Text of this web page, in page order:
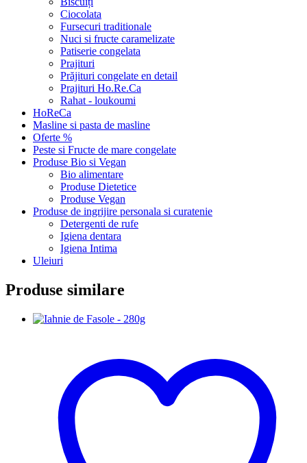
Ciocolata
Fursecuri traditionale
Nuci si fructe caramelizate
Patiserie congelata
Prajituri
Prăjituri congelate en detail
Prajituri Ho.Re.Ca
Rahat - loukoumi
HoReCa
Masline si pasta de masline
Oferte %
Peste si Fructe de mare congelate
Produse Bio si Vegan
Bio alimentare
Produse Dietetice
Produse Vegan
Produse de ingrijire personala si curatenie
Detergenti de rufe
Igiena dentara
Igiena Intima
Uleiuri
Produse similare